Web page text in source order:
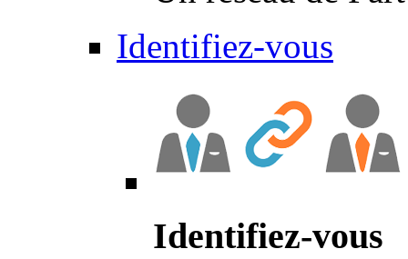
Identifiez-vous
Identifiez-vous